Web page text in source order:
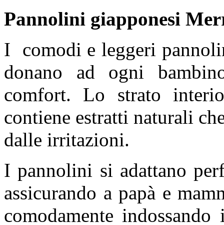
Pannolini giapponesi
I comodi e leggeri
donano ad ogni
comfort. Lo strato
contiene estratti naturali
dalle irritazioni.
I pannolini si adattano
assicurando a papà e
comodamente